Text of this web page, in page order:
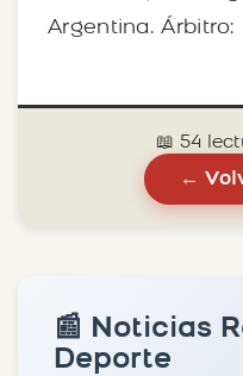
Argentina. Árbitro:
📖 54
←
📰 Noticias
Deporte